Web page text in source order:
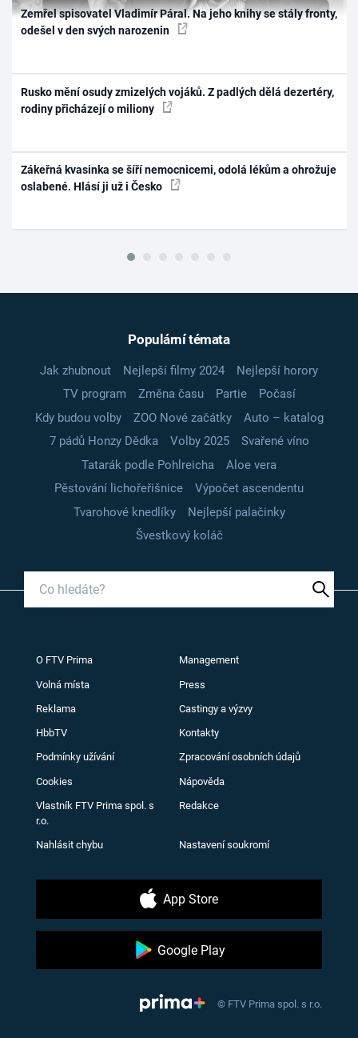
Zemřel spisovatel Vladimír Páral. Na jeho knihy se stály fronty,
odešel v den svých narozenin
Rusko mění osudy zmizelých vojáků. Z padlých dělá dezertéry,
rodiny přicházejí o miliony
Zákeřná kvasinka se šíří nemocnicemi, odolá lékům a ohrožuje
oslabené. Hlásí ji už i Česko
Populární témata
Jak zhubnout Nejlepší filmy 2024
Nejlepší horory
TV program
Změna času Partie
Počasí
Kdy budou volby
ZOO Nové začátky
Auto – katalog
7 pádů Honzy Dědka
Volby 2025
Svařené víno
Tatarák podle Pohlreicha
Aloe vera
Pěstování lichořeřišnice
Výpočet ascendentu
Tvarohové knedlíky
Nejlepší palačinky
Švestkový koláč
O FTV Prima Management
Volná místa Press
Reklama Castingy a výzvy
HbbTV Kontakty
Podmínky užívání Zpracování osobních údajů
Cookies Nápověda
Vlastník FTV Prima spol. s
r.o.
Redakce
Nahlásit chybu Nastavení soukromí
App Store
Google Play
© FTV Prima spol. s r.o.